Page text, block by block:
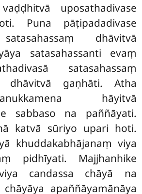
uposathadivase
Puna pāṭipadadivase
dhāvitvā
satasahassanti evaṃ
satasahassaṃ
dhāvitvā gaṇhāti. Atha
hāyitvā
sabbaso na paññāyati.
katvā sūriyo upari hoti.
khuddakabhājanaṃ viya
pidhīyati. Majjhanhike
candassa chāyā na
apaññāyamānāya